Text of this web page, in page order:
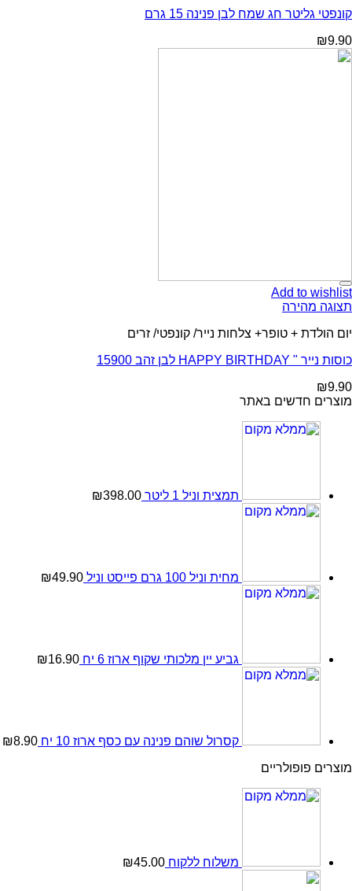
קונפטי גליטר חג שמח לבן פנינה 15 גרם
₪9.90
Add to wishlist
תצוגה מהירה
יום הולדת + טופר+ צלחות נייר/ קונפטי/ זרים
כוסות נייר " HAPPY BIRTHDAY לבן זהב 15900
₪9.90
מוצרים חדשים באתר
תמצית וניל 1 ליטר ₪398.00
מחית וניל 100 גרם פייסט וניל ₪49.90
גביע יין מלכותי שקוף ארוז 6 יח ₪16.90
קסרול שוהם פנינה עם כסף ארוז 10 יח ₪8.90
מוצרים פופולריים
משלוח ללקוח ₪45.00